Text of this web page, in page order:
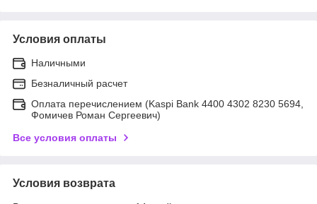
Условия оплаты
Наличными
Безналичный расчет
Оплата перечислением (Kaspi Bank 4400 4302 8230 5694,
Фомичев Роман Сергеевич)
Все условия оплаты
Условия возврата